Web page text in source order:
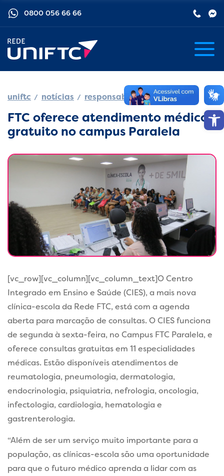
Barra
0800 056 66 66
uniftc notícias responsabilidade social
FTC oferece atendimento médico
gratuito no campus Paralela
[vc_row][vc_column][vc_column_text]O Centro
Integrado em Ensino e Saúde (CIES), a mais nova
clínica-escola da Rede FTC, está com a agenda
aberta para marcação de consultas. O CIES funciona
de segunda à sexta-feira, no Campus FTC Paralela, e
oferece consultas gratuitas em 11 especialidades
médicas. Estão disponíveis atendimentos de
reumatologia, pneumologia, dermatologia,
endocrinologia, psiquiatria, nefrologia, oncologia,
infectologia, cardiologia, hematologia e
gastrenterologia.
“Além de ser um serviço muito importante para a
população, as clínicas-escola são uma oportunidade
para que o futuro médico aprenda a lidar com as